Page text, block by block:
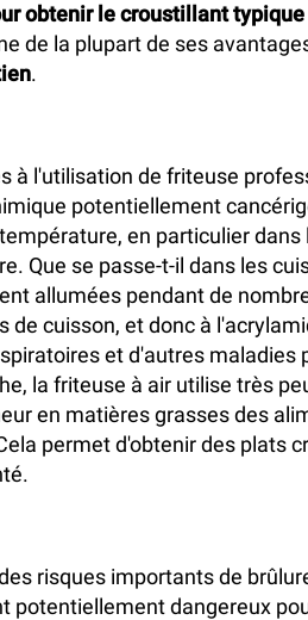
obtenir le croustillant
de la plupart de ses
.
à l'utilisation de friteuse
potentiellement
en particulier
Que se passe-t-il dans les
allumées pendant de
de cuisson, et donc à
et d'autres maladies
la friteuse à air utilise très
en matières grasses des
permet d'obtenir des plats
risques importants de
potentiellement dangereux